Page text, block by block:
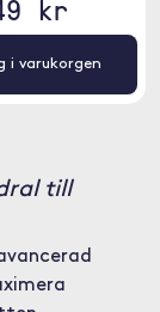
kr
i varukorgen
till